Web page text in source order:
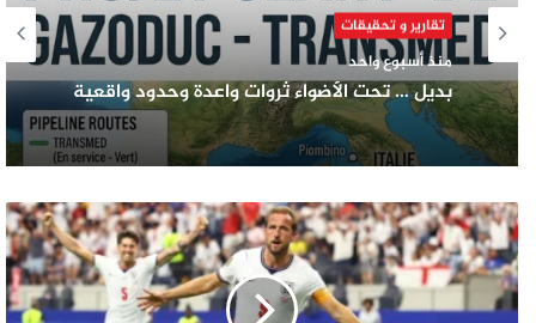
تقارير و تحقيقات
منذ أسبوع واحد
بديل … تحت الأضواء ثروات واعدة وحدود واقعية